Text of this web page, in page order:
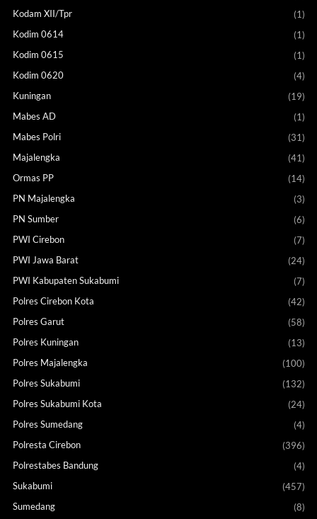
Kodam XII/Tpr
(1)
Kodim 0614
(1)
Kodim 0615
(1)
Kodim 0620
(4)
Kuningan
(19)
Mabes AD
(1)
Mabes Polri
(31)
Majalengka
(41)
Ormas PP
(14)
PN Majalengka
(3)
PN Sumber
(6)
PWI Cirebon
(7)
PWI Jawa Barat
(24)
PWI Kabupaten Sukabumi
(7)
Polres Cirebon Kota
(42)
Polres Garut
(58)
Polres Kuningan
(13)
Polres Majalengka
(100)
Polres Sukabumi
(132)
Polres Sukabumi Kota
(24)
Polres Sumedang
(4)
Polresta Cirebon
(396)
Polrestabes Bandung
(4)
Sukabumi
(457)
Sumedang
(8)